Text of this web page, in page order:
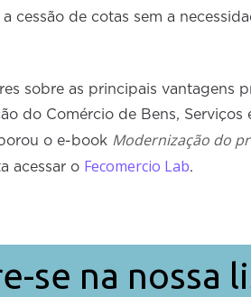
cessão de cotas sem a
sobre as principais vantagens
do Comércio de Bens, Serviços
o e-book Modernização do
acessar o Fecomercio Lab.
se na nossa